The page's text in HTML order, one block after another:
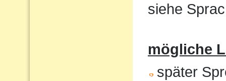
siehe
mögliche
später